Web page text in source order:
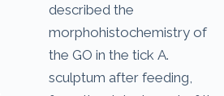
described the
morphohistochemistry of
the GO in the tick A.
sculptum after feeding,